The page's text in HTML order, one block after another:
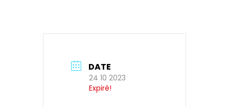
DATE
24 10 2023
Expiré!